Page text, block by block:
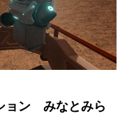
ョン みなとみら